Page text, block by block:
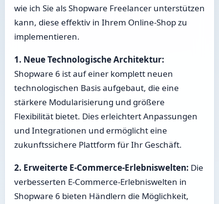
wie ich Sie als Shopware Freelancer unterstützen
kann, diese effektiv in Ihrem Online-Shop zu
implementieren.
1. Neue Technologische Architektur:
Shopware 6 ist auf einer komplett neuen
technologischen Basis aufgebaut, die eine
stärkere Modularisierung und größere
Flexibilität bietet. Dies erleichtert Anpassungen
und Integrationen und ermöglicht eine
zukunftssichere Plattform für Ihr Geschäft.
2. Erweiterte E-Commerce-Erlebniswelten: Die
verbesserten E-Commerce-Erlebniswelten in
Shopware 6 bieten Händlern die Möglichkeit,